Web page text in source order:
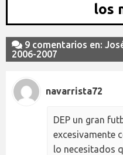
los
9 comentarios en:
2006-2007
navarrista72
DEP un gran
excesivamente
lo necesitados